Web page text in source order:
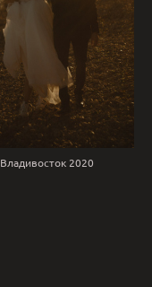
Владивосток 2020